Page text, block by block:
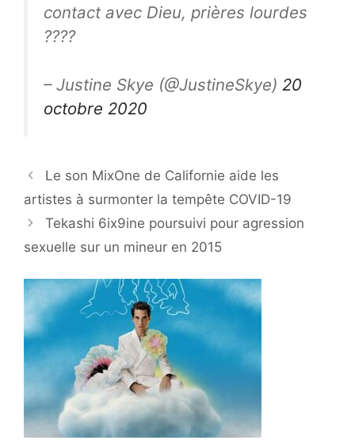
contact avec Dieu, prières lourdes
????
– Justine Skye (@JustineSkye) 20
octobre 2020
Le son MixOne de Californie aide les
artistes à surmonter la tempête COVID-19
Tekashi 6ix9ine poursuivi pour agression
sexuelle sur un mineur en 2015